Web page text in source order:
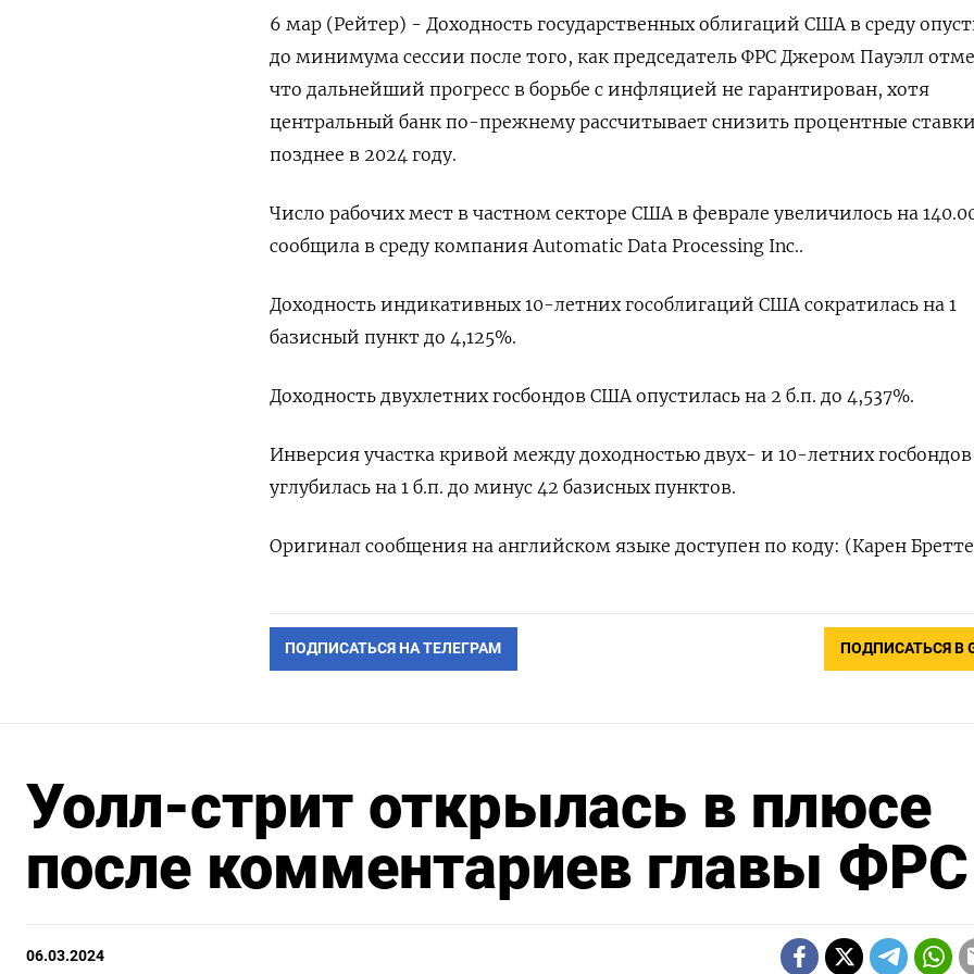
6 мар (Рейтер) - Доходность государственных облигаций США в среду
до минимума сессии после того, как председатель ФРС Джером Пауэлл
что дальнейший прогресс в борьбе с инфляцией не гарантирован, хотя
центральный банк по-прежнему рассчитывает снизить процентные ставки
позднее в 2024 году.
Число рабочих мест в частном секторе США в феврале увеличилось на
сообщила в среду компания Automatic Data Processing Inc..
Доходность индикативных 10-летних гособлигаций США сократилась на 1
базисный пункт до 4,125%.
Доходность двухлетних госбондов США опустилась на 2 б.п. до 4,537%.
Инверсия участка кривой между доходностью двух- и 10-летних госбондов
углубилась на 1 б.п. до минус 42 базисных пунктов.
Оригинал сообщения на английском языке доступен по коду: (Карен
ПОДПИСАТЬСЯ НА ТЕЛЕГРАМ ПОДПИСАТЬСЯ В
Уолл-стрит открылась в плюсе
после комментариев главы ФРС
06.03.2024